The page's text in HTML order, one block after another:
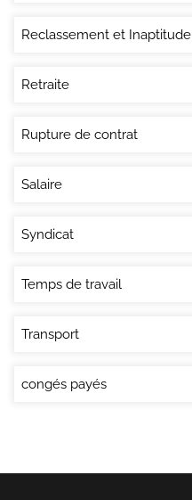
Reclassement et Inaptitude
Retraite
Rupture de contrat
Salaire
Syndicat
Temps de travail
Transport
congés payés